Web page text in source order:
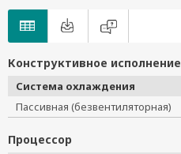
Конструктивное исполнение
Система охлаждения
Пассивная (безвентиляторная)
Процессор